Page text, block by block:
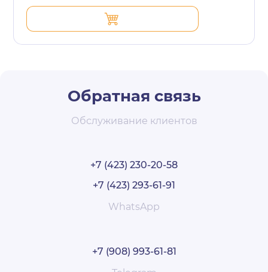
Обратная связь
Обслуживание клиентов
+7 (423) 230-20-58
+7 (423) 293-61-91
WhatsApp
+7 (908) 993-61-81